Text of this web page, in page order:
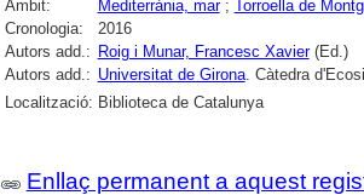
Àmbit: Mediterrània, mar;
Torroella de
Cronologia:
2016
Autors add.: Roig i Munar, Francesc Xavier(Ed.)
Autors add.: Universitat de Girona. Càtedra
Localització: Biblioteca de Catalunya
Enllaç permanent a aquest